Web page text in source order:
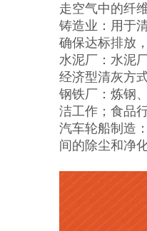
走空气中的纤
铸造业：用于
确保达标排放
水泥厂：水泥
经济型清灰方
钢铁厂：炼钢
洁工作；食品
汽车轮船制造
间的除尘和净